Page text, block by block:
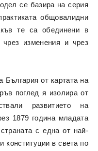
се базира на серия
общовалидни
те са обединени в
чрез изменения и чрез
България от картата на
поглед я изолира от
развитието на
1879 година младата
с една от най-
конституции в света по